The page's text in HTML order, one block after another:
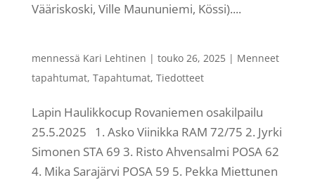
Vääriskoski, Ville Maununiemi, Kössi)....
mennessä Kari Lehtinen | touko 26, 2025| Menneet
tapahtumat, Tapahtumat, Tiedotteet
Lapin Haulikkocup Rovaniemen osakilpailu
25.5.2025 1. Asko Viinikka RAM 72/75 2. Jyrki
Simonen STA 69 3. Risto Ahvensalmi POSA 62
4. Mika Sarajärvi POSA 59 5. Pekka Miettunen